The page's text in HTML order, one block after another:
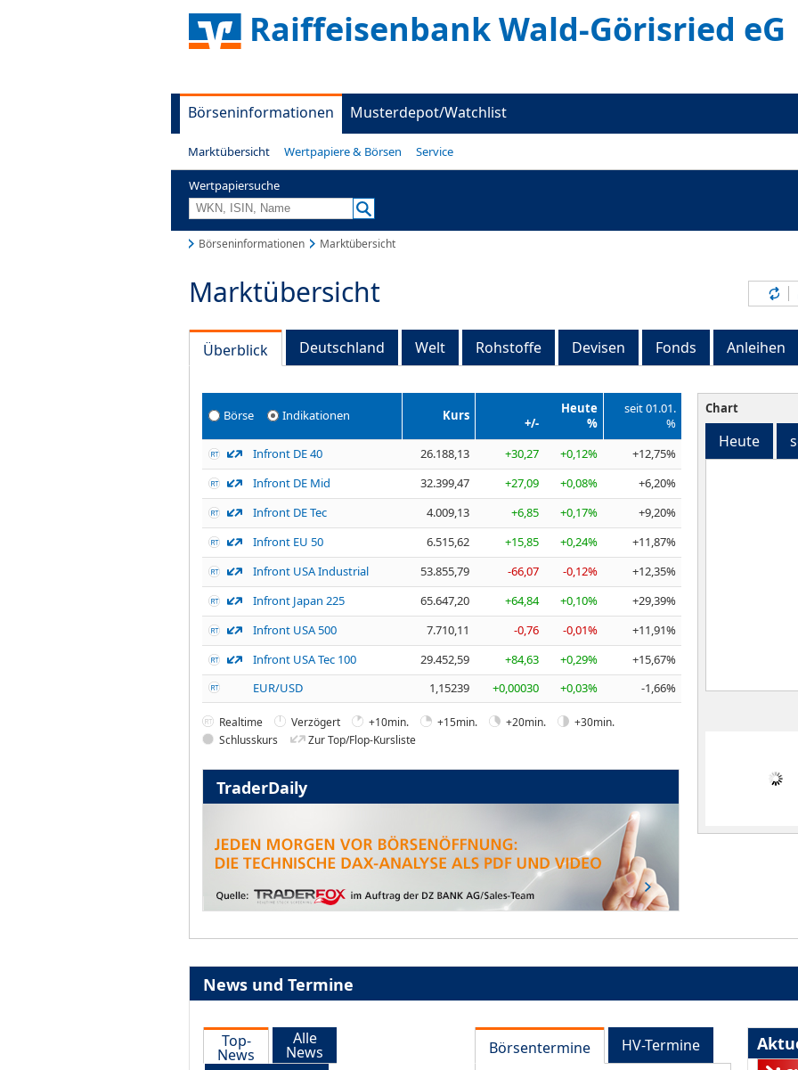
Raiffeisenbank Wald-Görisried eG
Börseninformationen Musterdepot/Watchlist
Marktübersicht Wertpapiere & Börsen Service
Wertpapiersuche
Börseninformationen Marktübersicht
Marktübersicht
Überblick Deutschland Welt Rohstoffe Devisen Fonds Anleihen
Börse Indikationen Kurs Heute
seit 01.01.
+/-
%
%
Infront DE 40
26.188,13 +30,27 +0,12%
+12,75%
Infront DE Mid
32.399,47 +27,09 +0,08%
+6,20%
Infront DE Tec
4.009,13 +6,85 +0,17%
+9,20%
Infront EU 50
6.515,62 +15,85 +0,24%
+11,87%
Infront USA Industrial
53.855,79 -66,07 -0,12%
+12,35%
Infront Japan 225
65.647,20 +64,84 +0,10%
+29,39%
Infront USA 500
7.710,11 -0,76 -0,01%
+11,91%
Infront USA Tec 100
29.452,59 +84,63 +0,29%
+15,67%
EUR/USD
1,15239 +0,00030 +0,03% -1,66%
Realtime Verzögert +10min. +15min. +20min.
+30min.
Schlusskurs
Zur Top/Flop-Kursliste
TraderDaily
Chart
Heute
News und Termine
Top-
News
Alle
News
Börsentermine HV-Termine